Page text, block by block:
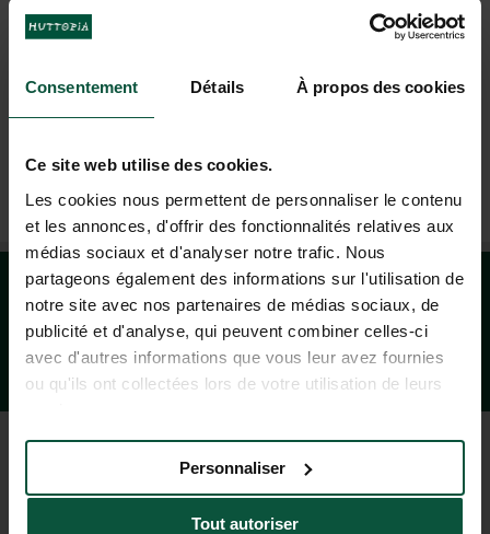
Consentement Détails À propos des cookies
Ce site web utilise des cookies.
Les cookies nous permettent de personnaliser le contenu
et les annonces, d'offrir des fonctionnalités relatives aux
médias sociaux et d'analyser notre trafic. Nous
partageons également des informations sur l'utilisation de
notre site avec nos partenaires de médias sociaux, de
publicité et d'analyse, qui peuvent combiner celles-ci
avec d'autres informations que vous leur avez fournies
ou qu'ils ont collectées lors de votre utilisation de leurs
Tout autoriser
Personnaliser
04 37 64 22 35
AGENCE DE VOYAGE À LYON
DU MARDI AU SAMEDI : 10H À 13H - 14H À 19H
GUIDE DES DESTINATIONS